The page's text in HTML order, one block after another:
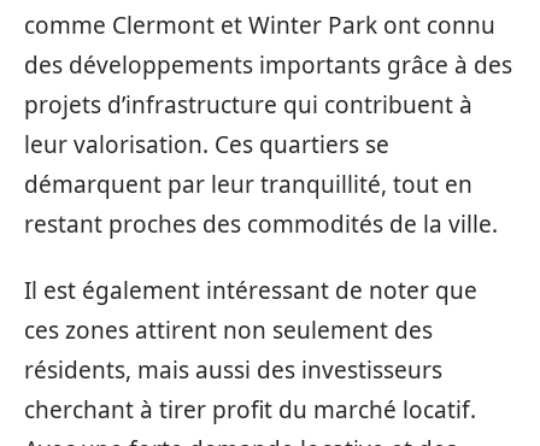
comme Clermont et Winter Park ont connu
des développements importants grâce à des
projets d’infrastructure qui contribuent à
leur valorisation. Ces quartiers se
démarquent par leur tranquillité, tout en
restant proches des commodités de la ville.
Il est également intéressant de noter que
ces zones attirent non seulement des
résidents, mais aussi des investisseurs
cherchant à tirer profit du marché locatif.